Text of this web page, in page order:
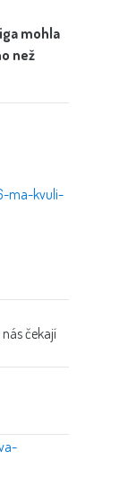
mohla
než
ma-kvuli-
čekají